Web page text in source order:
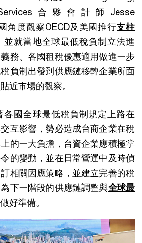
合夥會計師Jesse
角度觀察OECD及美國推行支柱
並就當地全球最低稅負制立法進
務、各國租稅優惠適用做進一步
負制出發到供應鏈移轉企業所面
近市場的觀察。
各國全球最低稅負制規定上路在
互影響，勢必造成台商企業在稅
的一大負擔，台資企業應積極掌
的變動，並在日常營運中及時偵
相關因應策略，並建立完善的稅
下一階段的供應鏈調整與全球最
好準備。